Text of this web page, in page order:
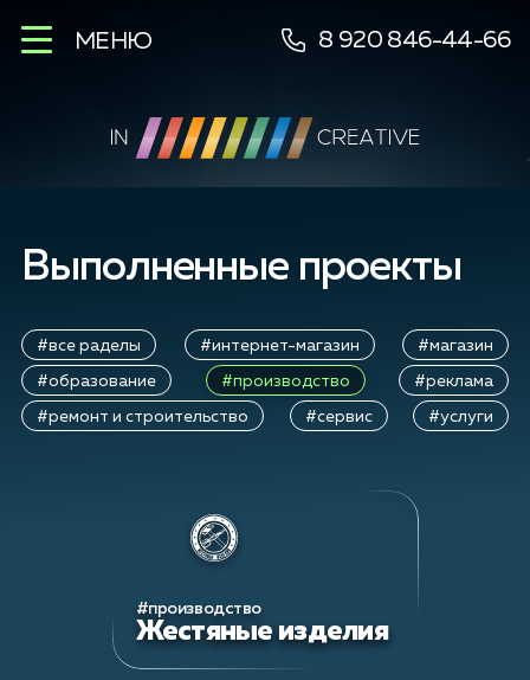
МЕНЮ 8 920 846-44-66
Выполненные проекты
#все раделы #интернет-магазин #магазин
#образование #производство #реклама
#ремонт и строительство #сервис #услуги
#производство
Жестяные изделия